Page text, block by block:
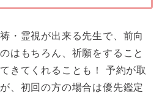
・霊視が出来る先生で、前向
はもちろん、祈願をすること
きてくれることも！ 予約が取
、初回の方の場合は優先鑑定